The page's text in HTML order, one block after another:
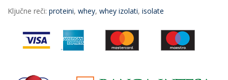
Ključne reči: proteini, whey, whey izolati, isolate